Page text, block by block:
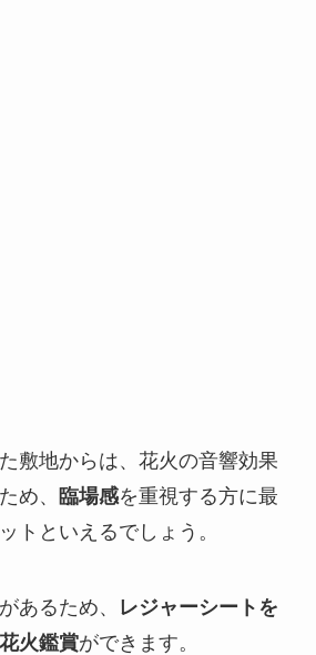
敷地からは、花火の音響効果
め、
臨場感を重視する方に最
トといえるでしょう。
あるため、
レジャーシートを
火鑑賞ができます。